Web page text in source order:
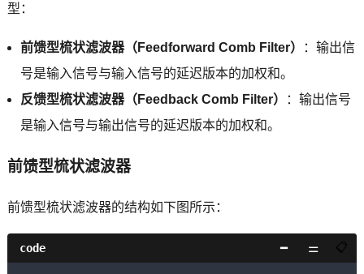
型：
前馈型梳状滤波器（Feedforward Comb Filter）
：输出信
号是输入信号与输入信号的延迟版本的加权和。
反馈型梳状滤波器（Feedback Comb Filter）
：输出信号
是输入信号与输出信号的延迟版本的加权和。
前馈型梳状滤波器
前馈型梳状滤波器的结构如下图所示：
code